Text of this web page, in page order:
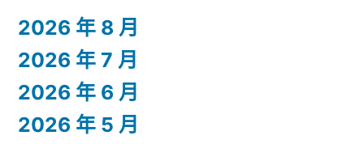
2026 年 8 月
2026 年 7 月
2026 年 6 月
2026 年 5 月